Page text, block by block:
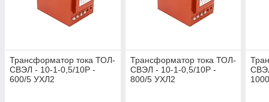
Трансформатор тока ТОЛ-
СВЭЛ - 10-1-0,5/10Р -
600/5 УХЛ2
Трансформатор тока ТОЛ-
СВЭЛ - 10-1-0,5/10Р -
800/5 УХЛ2